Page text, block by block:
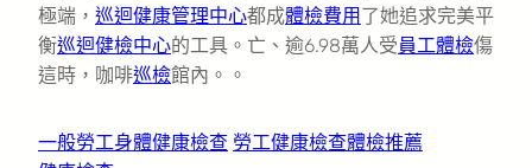
極端， 巡迴健康管理中心都成體檢費用 了她追求完美平
衡巡迴健檢中心的工具。亡、逾6.98萬人受員工體檢傷
這時，咖啡巡檢館內。。
一般勞工身體健康檢查 勞工健康檢查體檢推薦